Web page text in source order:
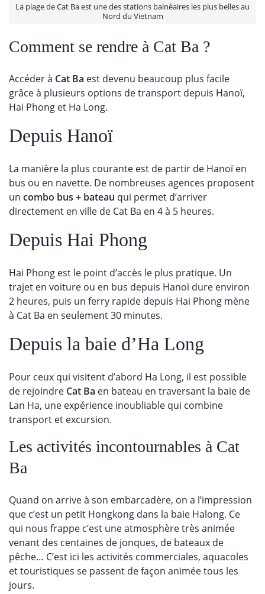
La plage de Cat Ba est une des stations balnéaires les plus belles au
Nord du Vietnam
Comment se rendre à Cat Ba ?
Accéder à Cat Ba est devenu beaucoup plus facile
grâce à plusieurs options de transport depuis Hanoï,
Hai Phong et Ha Long.
Depuis Hanoï
La manière la plus courante est de partir de Hanoï en
bus ou en navette. De nombreuses agences proposent
un combo bus + bateau qui permet d’arriver
directement en ville de Cat Ba en 4 à 5 heures.
Depuis Hai Phong
Hai Phong est le point d’accès le plus pratique. Un
trajet en voiture ou en bus depuis Hanoï dure environ
2 heures, puis un ferry rapide depuis Hai Phong mène
à Cat Ba en seulement 30 minutes.
Depuis la baie d’Ha Long
Pour ceux qui visitent d’abord Ha Long, il est possible
de rejoindre Cat Ba en bateau en traversant la baie de
Lan Ha, une expérience inoubliable qui combine
transport et excursion.
Les activités incontournables à Cat
Ba
Quand on arrive à son embarcadère, on a l’impression
que c’est un petit Hongkong dans la baie Halong. Ce
qui nous frappe c’est une atmosphère très animée
venant des centaines de jonques, de bateaux de
pêche… C’est ici les activités commerciales, aquacoles
et touristiques se passent de façon animée tous les
jours.